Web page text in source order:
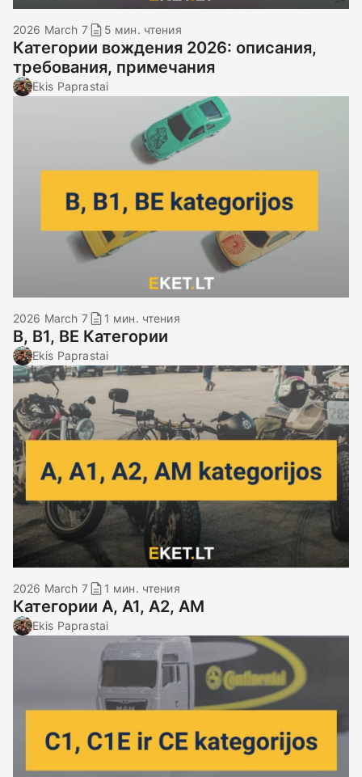
2026 March 7 5 мин. чтения
Категории вождения 2026: описания,
требования, примечания
Ekis Paprastai
2026 March 7 1 мин. чтения
B, B1, BE Категории
Ekis Paprastai
2026 March 7 1 мин. чтения
Категории А, А1, А2, АМ
Ekis Paprastai